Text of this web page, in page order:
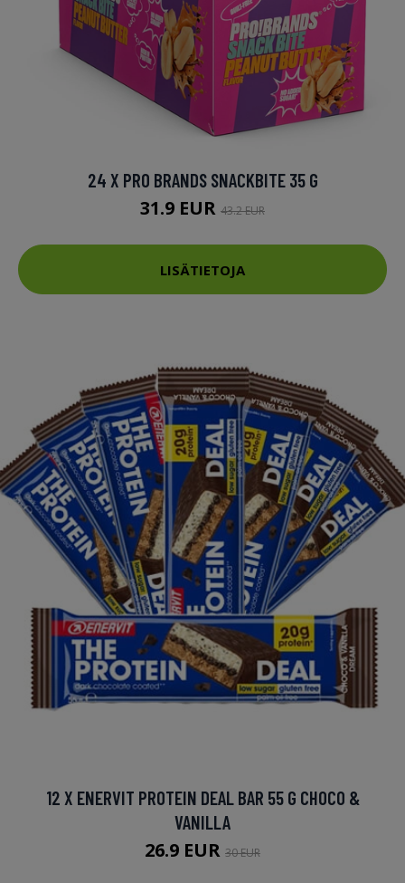
24 X PRO BRANDS SNACKBITE 35 G
31.9 EUR 43.2 EUR
LISÄTIETOJA
12 X ENERVIT PROTEIN DEAL BAR 55 G CHOCO &
VANILLA
26.9 EUR 30 EUR